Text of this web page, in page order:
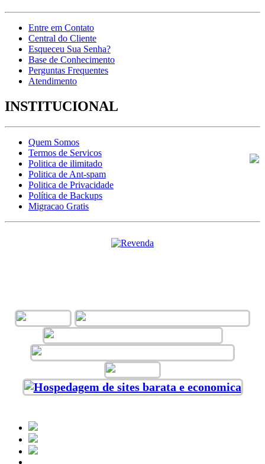
Entre em Contato
Central do Cliente
Esqueceu Sua Senha?
Base de Conhecimento
Perguntas Frequentes
Atendimento
INSTITUCIONAL
Quem Somos
Termos de Servicos
Politica de ilimitado
Politica de Ant-spam
Politica de Privacidade
Política de Backups
Migracao Gratis